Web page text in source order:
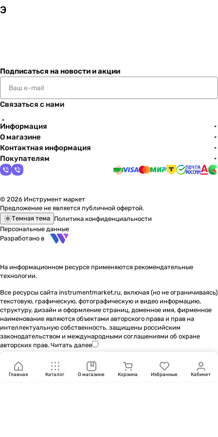
Э
Подписаться на новости и акции
Связаться с нами
Информация
О магазине
Контактная информация
Покупателям
© 2026 Инструмент маркет
Предложение не является публичной офертой.
Темная тема Политика конфиденциальности
Персональные данные
Разработано в
На информационном ресурсе применяются рекомендательные
технологии.
Все ресурсы сайта instrumentmarket.ru, включая (но не ограничиваясь)
текстовую, графическую, фотографическую и видео информацию,
структуру, дизайн и оформление страниц, доменное имя, фирменное
наименование являются объектами авторского права и прав на
интеллектуальную собственность, защищены российским
законодательством и международными соглашениями об охране
авторских прав. Читать далее
Главная Каталог О магазине Корзина Избранные Кабинет